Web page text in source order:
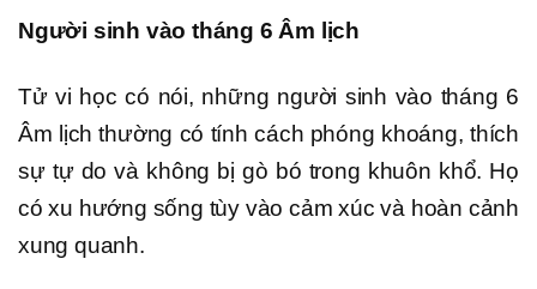
Người sinh vào tháng 6 Âm lịch
Tử vi học có nói, những người sinh vào tháng 6
Âm lịch thường có tính cách phóng khoáng, thích
sự tự do và không bị gò bó trong khuôn khổ. Họ
có xu hướng sống tùy vào cảm xúc và hoàn cảnh
xung quanh.